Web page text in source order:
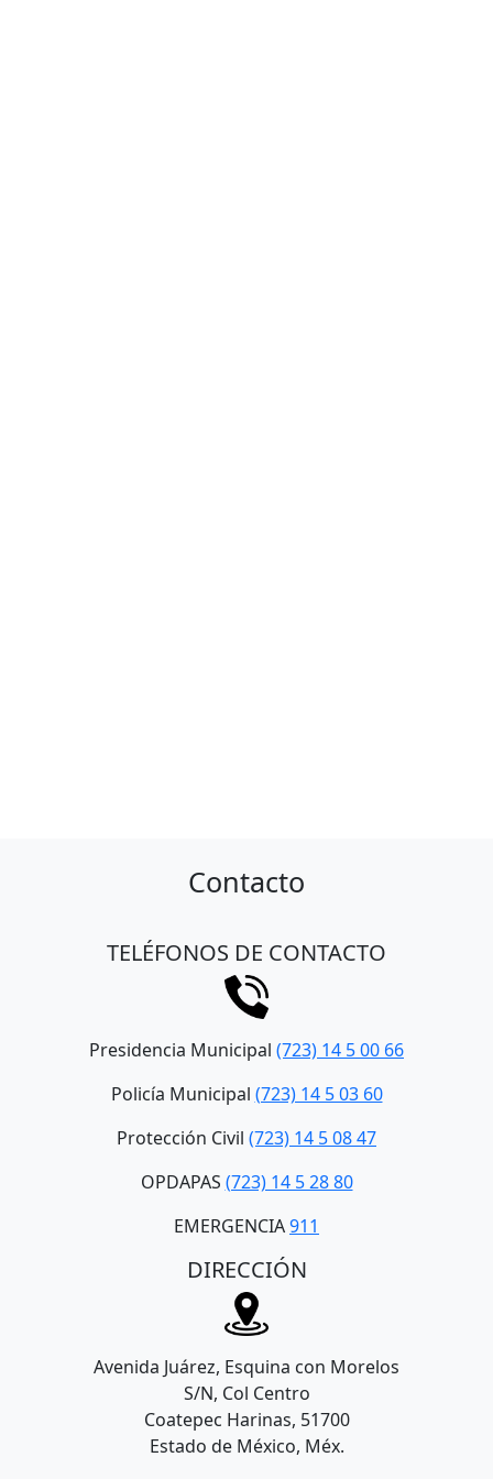
Contacto
TELÉFONOS DE CONTACTO
Presidencia Municipal (723) 14 5 00 66
Policía Municipal (723) 14 5 03 60
Protección Civil (723) 14 5 08 47
OPDAPAS (723) 14 5 28 80
EMERGENCIA911
DIRECCIÓN
Avenida Juárez, Esquina con Morelos
S/N, Col Centro
Coatepec Harinas, 51700
Estado de México, Méx.